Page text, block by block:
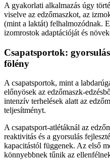
A gyakorlati alkalmazás úgy
viselve az edzőmaszkot, az
(mint a laktát) felhalmozódnak.
izomrostok adaptációját és
Csapatsportok:
fölény
A csapatsportok, mint a
előnyösek az edzőmaszk-
intenzív terhelések alatt az
teljesítményt.
A csapatsport-atlétáknál az
reaktivitás és a gyorsulás
kapacitástól függenek. Az első
könnyebbnek tűnik az